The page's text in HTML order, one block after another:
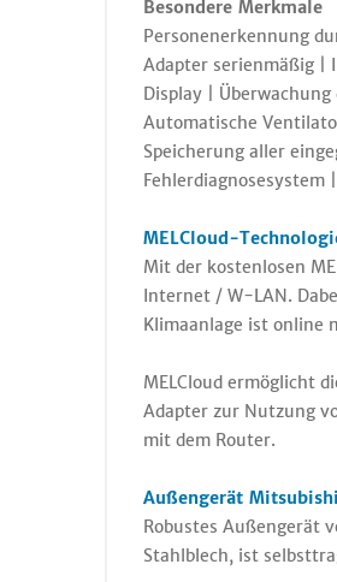
Besondere Merkmale
Personenerkennung
Adapter serienmäßig |
Display |
Automatische
Speicherung aller
MELCloud-
Mit der kostenlosen
Internet / W-LAN.
Klimaanlage ist online
MELCloud ermöglicht
Adapter zur Nutzung
mit dem Router.
Außengerät
Robustes Außengerät
Stahlblech, ist